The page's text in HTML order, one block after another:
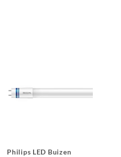
Philips LED Buizen